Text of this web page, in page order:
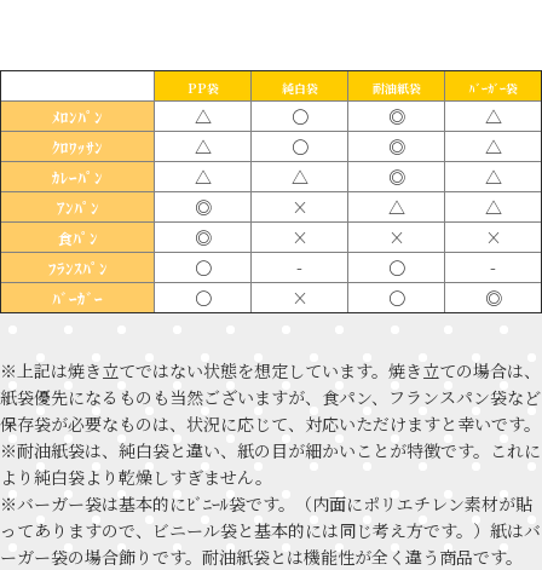
PP袋 純白袋 耐油紙袋 ﾊﾞｰｶﾞｰ袋
ﾒﾛﾝﾊﾟﾝ △ 〇 ◎ △
ｸﾛﾜｯｻﾝ △ 〇 ◎ △
ｶﾚｰﾊﾟﾝ △ △ ◎ △
ｱﾝﾊﾟﾝ ◎ × △ △
食ﾊﾟﾝ ◎ × × ×
ﾌﾗﾝｽﾊﾟﾝ 〇 - 〇 -
ﾊﾞｰｶﾞｰ 〇 × 〇 ◎
※上記は焼き立てではない状態を想定しています。焼き立ての場合は、
紙袋優先になるものも当然ございますが、食パン、フランスパン袋など
保存袋が必要なものは、状況に応じて、対応いただけますと幸いです。
※耐油紙袋は、純白袋と違い、紙の目が細かいことが特徴です。これに
より純白袋より乾燥しすぎません。
※バーガー袋は基本的にﾋﾞﾆｰﾙ袋です。（内面にポリエチレン素材が貼
ってありますので、ビニール袋と基本的には同じ考え方です。）紙はバ
ーガー袋の場合飾りです。耐油紙袋とは機能性が全く違う商品です。